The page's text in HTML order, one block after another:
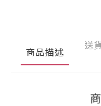
商品描述
送